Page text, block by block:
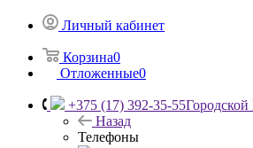
Личный кабинет
Корзина0
Отложенные0
+375 (17) 392-35-55
Назад
Телефоны